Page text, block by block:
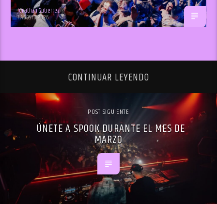
Jonathan Gutiérrez
7 AGOSTO 2026
CONTINUAR LEYENDO
POST SIGUIENTE
ÚNETE A SPOOK DURANTE EL MES DE
MARZO